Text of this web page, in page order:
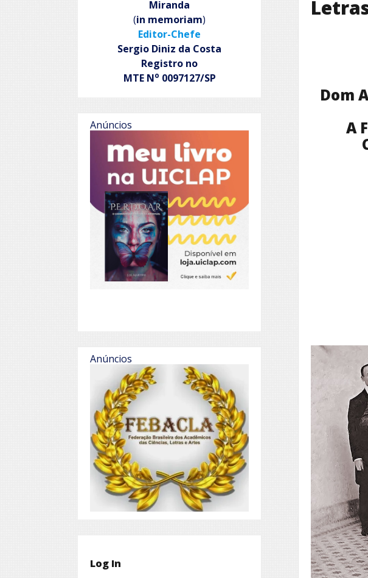
Dom
A
Miranda
(in memoriam)
Editor-Chefe
Sergio Diniz da Costa
Registro no
MTE No 0097127/SP
Anúncios
Anúncios
Log In